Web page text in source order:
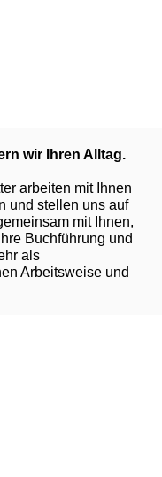
wir Ihren Alltag.
arbeiten mit Ihnen
und stellen uns auf
mit Ihnen,
Buchführung und
als
Arbeitsweise und